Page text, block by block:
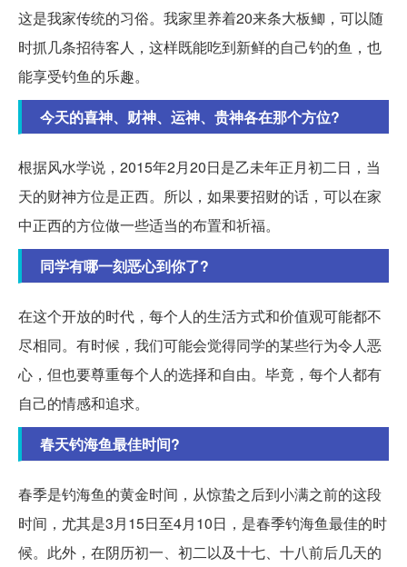
这是我家传统的习俗。我家里养着20来条大板鲫，可以随
时抓几条招待客人，这样既能吃到新鲜的自己钓的鱼，也
能享受钓鱼的乐趣。
今天的喜神、财神、运神、贵神各在那个方位?
根据风水学说，2015年2月20日是乙未年正月初二日，当
天的财神方位是正西。所以，如果要招财的话，可以在家
中正西的方位做一些适当的布置和祈福。
同学有哪一刻恶心到你了?
在这个开放的时代，每个人的生活方式和价值观可能都不
尽相同。有时候，我们可能会觉得同学的某些行为令人恶
心，但也要尊重每个人的选择和自由。毕竟，每个人都有
自己的情感和追求。
春天钓海鱼最佳时间?
春季是钓海鱼的黄金时间，从惊蛰之后到小满之前的这段
时间，尤其是3月15日至4月10日，是春季钓海鱼最佳的时
候。此外，在阴历初一、初二以及十七、十八前后几天的